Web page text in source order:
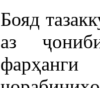
Бояд
аз